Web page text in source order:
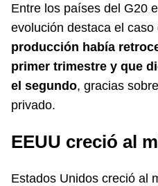
Entre los países del G20
evolución destaca el caso
producción había
primer trimestre y que
el segundo, gracias
privado.
EEUU creció al
Estados Unidos creció al